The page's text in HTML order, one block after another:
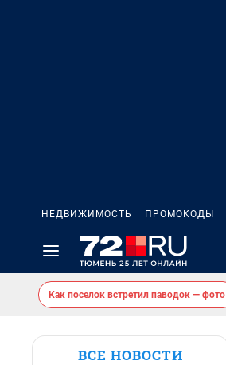
НЕДВИЖИМОСТЬ ПРОМОКОДЫ
Как поселок встретил паводок — фото
ВСЕ НОВОСТИ